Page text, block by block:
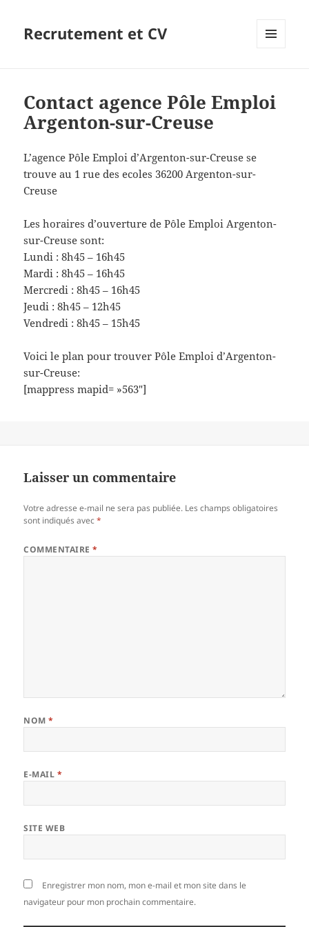
Recrutement et CV
Contact agence Pôle Emploi
Argenton-sur-Creuse
L’agence Pôle Emploi d’Argenton-sur-Creuse se
trouve au 1 rue des ecoles 36200 Argenton-sur-
Creuse
Les horaires d’ouverture de Pôle Emploi Argenton-
sur-Creuse sont:
Lundi : 8h45 – 16h45
Mardi : 8h45 – 16h45
Mercredi : 8h45 – 16h45
Jeudi : 8h45 – 12h45
Vendredi : 8h45 – 15h45
Voici le plan pour trouver Pôle Emploi d’Argenton-
sur-Creuse:
[mappress mapid= »563″]
Laisser un commentaire
Votre adresse e-mail ne sera pas publiée. Les champs obligatoires
sont indiqués avec*
COMMENTAIRE*
NOM*
E-MAIL *
SITE WEB
Enregistrer mon nom, mon e-mail et mon site dans le
navigateur pour mon prochain commentaire.